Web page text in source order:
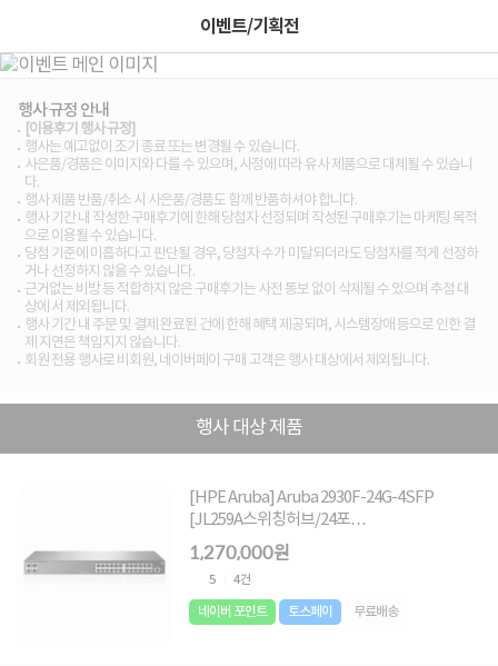
이벤트/기획전
행사 규정 안내
[이용후기 행사 규정]
행사는 예고없이 조기 종료 또는 변경될 수 있습니다.
사은품/경품은 이미지와 다를 수 있으며, 사정에 따라 유사 제품으로 대체될 수 있습니
다.
행사 제품 반품/취소 시 사은품/경품도 함께 반품하셔야 합니다.
행사 기간 내 작성한 구매후기에 한해 당첨자 선정되며 작성된 구매후기는 마케팅 목적
으로 이용될 수 있습니다.
당첨 기준에 미흡하다고 판단될 경우, 당첨자 수가 미달되더라도 당첨자를 적게 선정하
거나 선정하지 않을 수 있습니다.
근거없는 비방 등 적합하지 않은 구매후기는 사전 통보 없이 삭제될 수 있으며 추첨 대
상에 서 제외됩니다.
행사 기간 내 주문 및 결제 완료된 건에 한해 혜택 제공되며, 시스템장애 등으로 인한 결
제 지연은 책임지지 않습니다.
회원 전용 행사로 비회원, 네이버페이 구매 고객은 행사 대상에서 제외됩니다.
행사 대상 제품
[HPE Aruba] Aruba 2930F-24G-4SFP
[JL259A스위칭허브/24포
트/1000Mbps+4SFP/랙마운트가능]
1,270,000원
5 4건
네이버 포인트 토스페이 무료배송